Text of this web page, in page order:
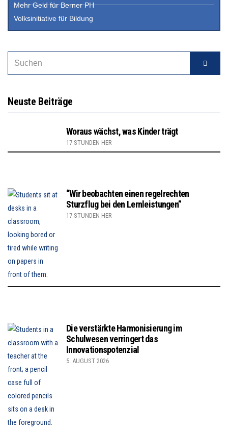
Mehr Geld für Berner PH
Volksinitiative für Bildung
Neuste Beiträge
Woraus wächst, was Kinder trägt
17 STUNDEN HER
“Wir beobachten einen regelrechten
Sturzflug bei den Lernleistungen”
17 STUNDEN HER
Die verstärkte Harmonisierung im
Schulwesen verringert das
Innovationspotenzial
5. AUGUST 2026